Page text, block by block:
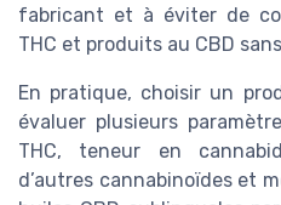
fabricant et à éviter de
THC et produits au CBD
En pratique, choisir un
évaluer plusieurs
THC, teneur en
d’autres cannabinoïdes et